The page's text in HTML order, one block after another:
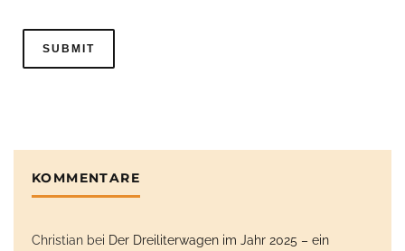
KOMMENTARE
Christian bei Der Dreiliterwagen im Jahr 2025 – ein